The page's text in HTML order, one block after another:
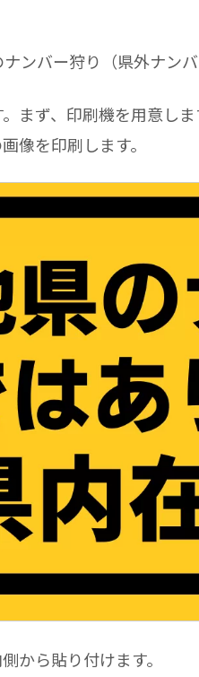
ンバー狩り（県外ナン
まず、印刷機を用意し
像を印刷します。
から貼り付けます。